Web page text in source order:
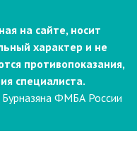
на сайте, носит
характер и не
противопоказания,
специалиста.
ФМБА России